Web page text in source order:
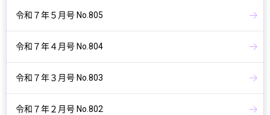
令和７年５月号 No.805
令和７年４月号 No.804
令和７年３月号 No.803
令和７年２月号 No.802